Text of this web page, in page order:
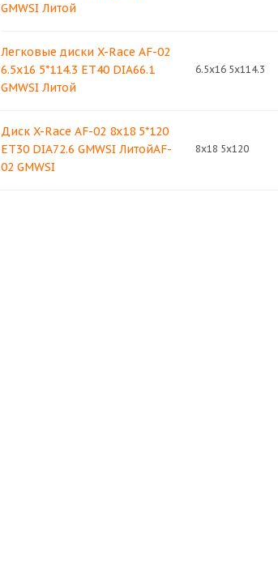
GMWSI Литой
Легковые диски X-Race AF-02
6.5x16 5*114.3 ET40 DIA66.1
GMWSI Литой
6.5x16 5x114.3
Диск X-Race AF-02 8x18 5*120
ET30 DIA72.6 GMWSI ЛитойAF-
02 GMWSI
8x18 5x120